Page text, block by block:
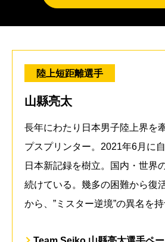
陸上短距離選手
山縣亮太
長年にわたり日本男子陸上界を
プスプリンター。2021年6月に
日本新記録を樹立。国内・世界
続けている。幾多の困難から復
から、”ミスター逆境”の異名を持